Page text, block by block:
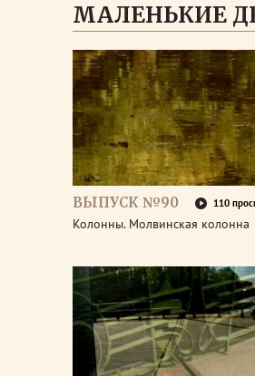
МАЛЕНЬКИЕ
ВЫПУСК №90 110
Колонны. Молвинская колонна